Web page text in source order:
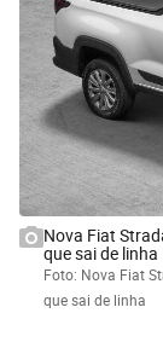
Nova Fiat
que sai de linha
Foto: Nova Fiat
que sai de linha